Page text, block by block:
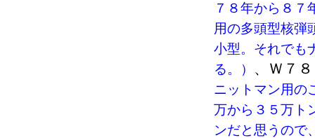
７８年から８７
用の多頭型核弾
小型。それでも
る。） 、Ｗ７８
ニットマン用の
万から３５万ト
ンだと思うので